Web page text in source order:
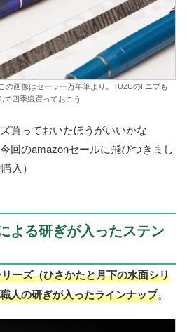
の画像はセーラー万年筆より。TUZUのFニブも
四季織買っておこう
買っておいたほうがいいかな
回のamazonセールに飛びつきまし
入）
よる研ぎが入ったステン
ーズ（ひさかたと月下の水面シリ
人の研ぎが入ったラインナップ。